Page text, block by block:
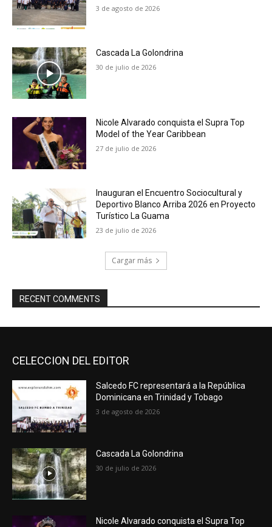
3 de agosto de 2026
Cascada La Golondrina
30 de julio de 2026
Nicole Alvarado conquista el Supra Top
Model of the Year Caribbean
27 de julio de 2026
Inauguran el Encuentro Sociocultural y
Deportivo Blanco Arriba 2026 en Proyecto
Turístico La Guama
23 de julio de 2026
Cargar más
RECENT COMMENTS
CELECCION DEL EDITOR
Salcedo FC representará a la República
Dominicana en Trinidad y Tobago
3 de agosto de 2026
Cascada La Golondrina
30 de julio de 2026
Nicole Alvarado conquista el Supra Top